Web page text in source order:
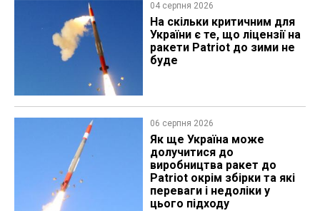
04 серпня 2026
На скільки критичним для
України є те, що ліцензії на
ракети Patriot до зими не
буде
06 серпня 2026
Як ще Україна може
долучитися до
виробництва ракет до
Patriot окрім збірки та які
переваги і недоліки у
цього підходу